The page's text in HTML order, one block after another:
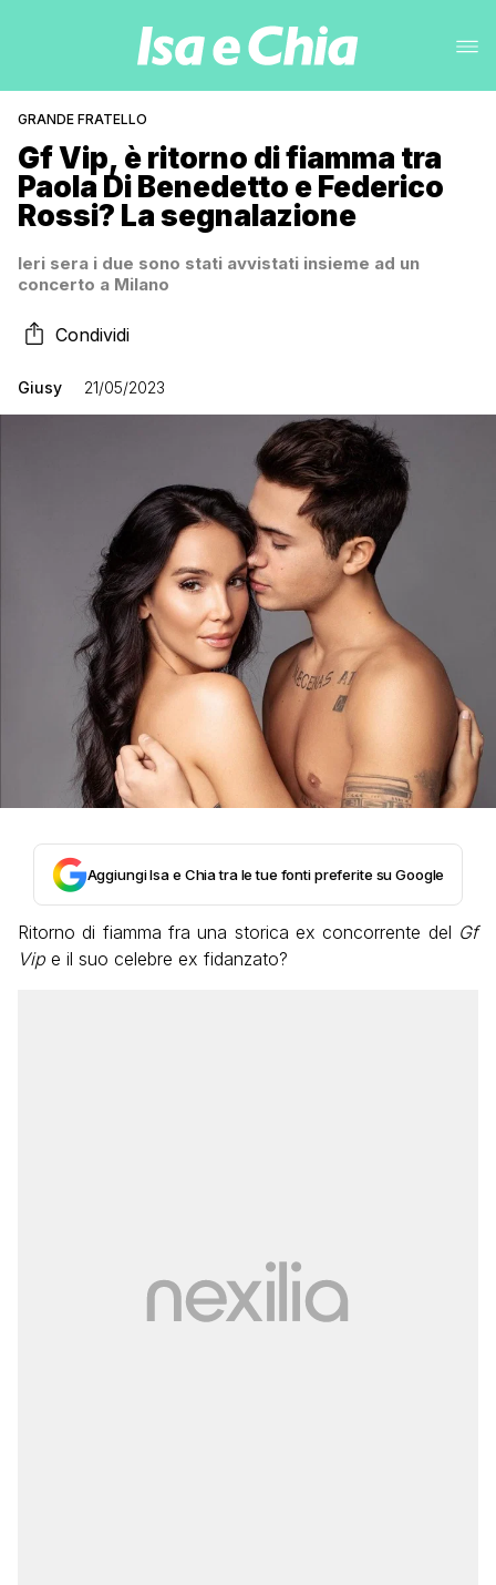
GRANDE FRATELLO
Gf Vip, è ritorno di fiamma tra
Paola Di Benedetto e Federico
Rossi? La segnalazione
Ieri sera i due sono stati avvistati insieme ad un
concerto a Milano
Condividi
Giusy 21/05/2023
Aggiungi Isa e Chia tra le tue fonti preferite su Google
Ritorno di fiamma fra una storica ex concorrente del Gf
Vip e il suo celebre ex fidanzato?